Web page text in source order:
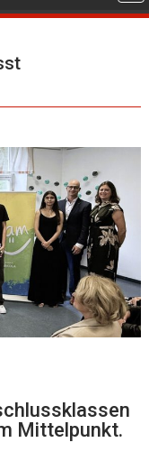
Mittelpunkt.